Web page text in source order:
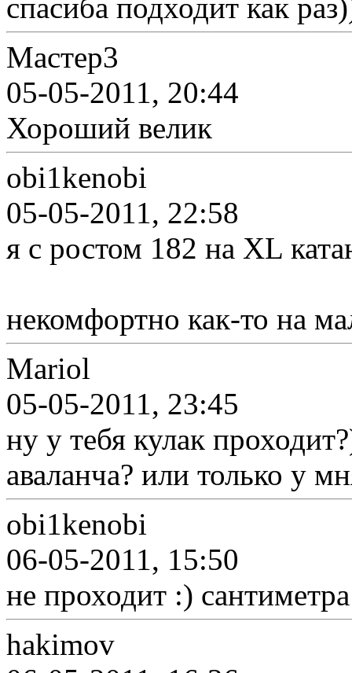
спасиба подходит как
Мастер3
05-05-2011, 20:44
Хороший велик
obi1kenobi
05-05-2011, 22:58
я с ростом 182 на XL
некомфортно как-то на
Mariol
05-05-2011, 23:45
ну у тебя кулак
аваланча? или только у
obi1kenobi
06-05-2011, 15:50
не проходит :)
hakimov